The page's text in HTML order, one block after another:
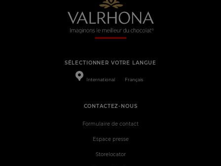
SÉLECTIONNER VOTRE LANGUE
International Français
CONTACTEZ-NOUS
Formulaire de contact
Espace presse
Storelocator